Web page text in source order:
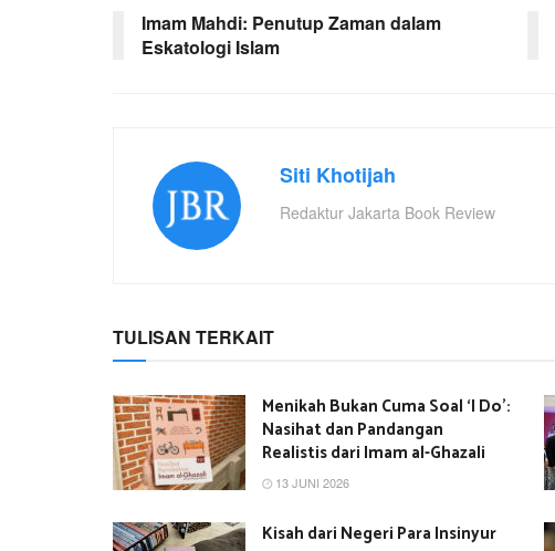
Imam Mahdi: Penutup Zaman dalam
Eskatologi Islam
Siti Khotijah
Redaktur Jakarta Book Review
TULISAN TERKAIT
Menikah Bukan Cuma Soal ‘I Do’:
Nasihat dan Pandangan
Realistis dari Imam al-Ghazali
13 JUNI 2026
Kisah dari Negeri Para Insinyur